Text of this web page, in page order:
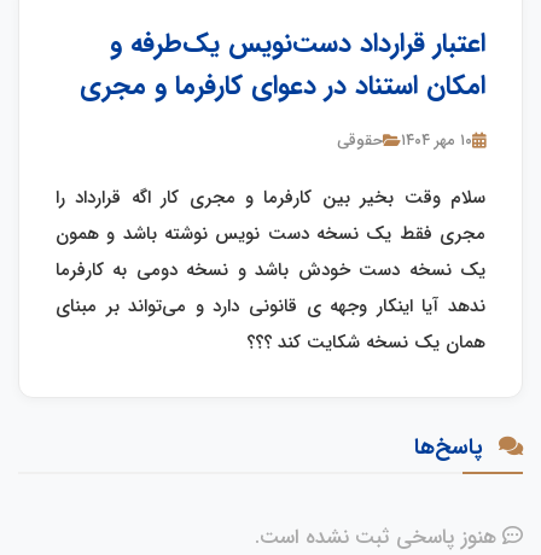
اعتبار قرارداد دست‌نویس یک‌طرفه و
امکان استناد در دعوای کارفرما و مجری
۱۰ مهر ۱۴۰۴ حقوقی
سلام وقت بخیر بین کارفرما و مجری کار اگه قرارداد را
مجری فقط یک نسخه دست نویس نوشته باشد و همون
یک نسخه دست خودش باشد و نسخه دومی به کارفرما
ندهد آیا اینکار وجهه ی قانونی دارد و می‌تواند بر مبنای
همان یک نسخه شکایت کند ؟؟؟
پاسخ‌ها
هنوز پاسخی ثبت نشده است.